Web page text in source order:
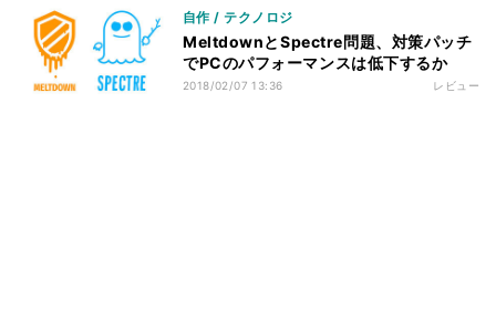
自作 / テクノロジ
MeltdownとSpectre問題、対策パッチ
でPCのパフォーマンスは低下するか
2018/02/07 13:36 レビュー